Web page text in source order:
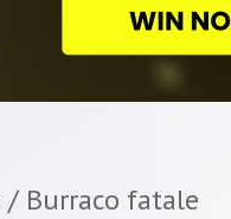
/ Burraco fatale